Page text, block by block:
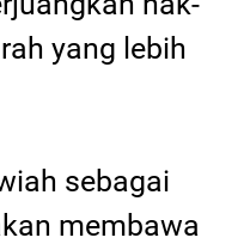
yang lebih
sebagai
membawa